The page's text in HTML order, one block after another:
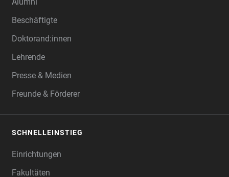
Beschäftigte
Doktorand:innen
Lehrende
Presse & Medien
Freunde & Förderer
SCHNELLEINSTIEG
Einrichtungen
Fakultäten